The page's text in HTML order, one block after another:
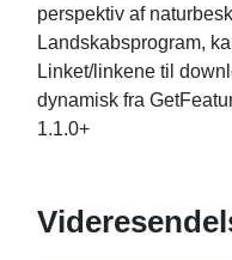
perspektiv af
Landskabsprogram,
Linket/linkene til
dynamisk fra
1.1.0+